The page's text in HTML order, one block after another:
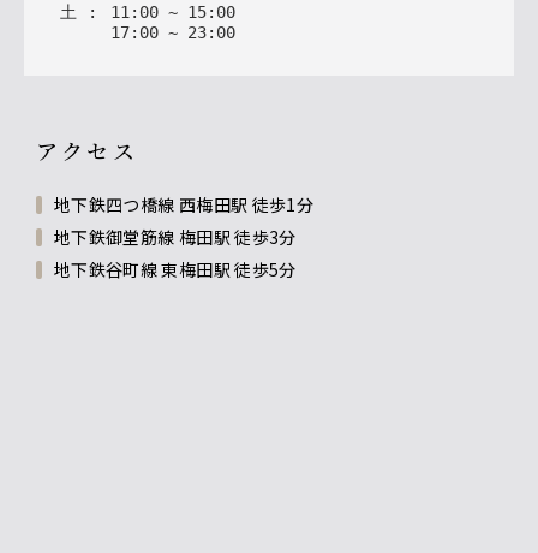
土 : 11 : 00 ~ 15: 00
17: 00 ~ 23: 00
アクセス
地下鉄四つ橋線 西梅田駅 徒歩1分
地下鉄御堂筋線 梅田駅 徒歩3分
地下鉄谷町線 東梅田駅 徒歩5分